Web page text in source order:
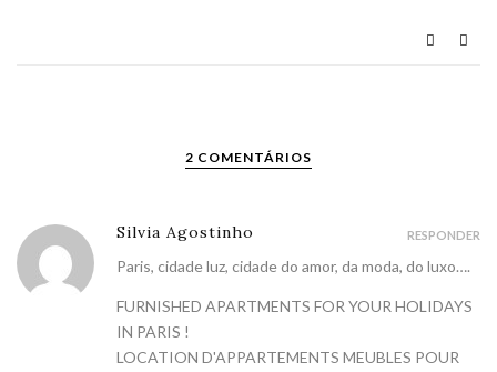
2 COMENTÁRIOS
Silvia Agostinho
Paris, cidade luz, cidade do amor, da moda, do luxo….
FURNISHED APARTMENTS FOR YOUR HOLIDAYS
IN PARIS !
LOCATION D'APPARTEMENTS MEUBLES POUR
RESPONDER